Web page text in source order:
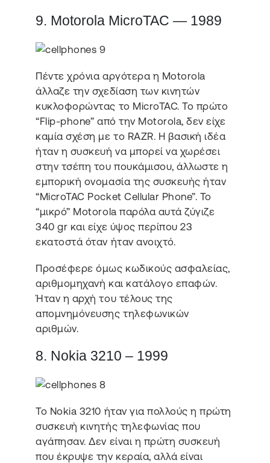
9. Motorola MicroTAC — 1989
Πέντε χρόνια αργότερα η Motorola
άλλαζε την σχεδίαση των κινητών
κυκλοφορώντας το MicroTAC. Το πρώτο
“Flip-phone” από την Motorola, δεν είχε
καμία σχέση με το RAZR. Η βασική ιδέα
ήταν η συσκευή να μπορεί να χωρέσει
στην τσέπη του πουκάμισου, άλλωστε η
εμπορική ονομασία της συσκευής ήταν
“MicroTAC Pocket Cellular Phone”. Το
“μικρό” Motorola παρόλα αυτά ζύγιζε
340 gr και είχε ύψος περίπου 23
εκατοστά όταν ήταν ανοιχτό.
Προσέφερε όμως κωδικούς ασφαλείας,
αριθμομηχανή και κατάλογο επαφών.
Ήταν η αρχή του τέλους της
απομνημόνευσης τηλεφωνικών
αριθμών.
8. Nokia 3210 – 1999
Το Nokia 3210 ήταν για πολλούς η πρώτη
συσκευή κινητής τηλεφωνίας που
αγάπησαν. Δεν είναι η πρώτη συσκευή
που έκρυψε την κεραία, αλλά είναι